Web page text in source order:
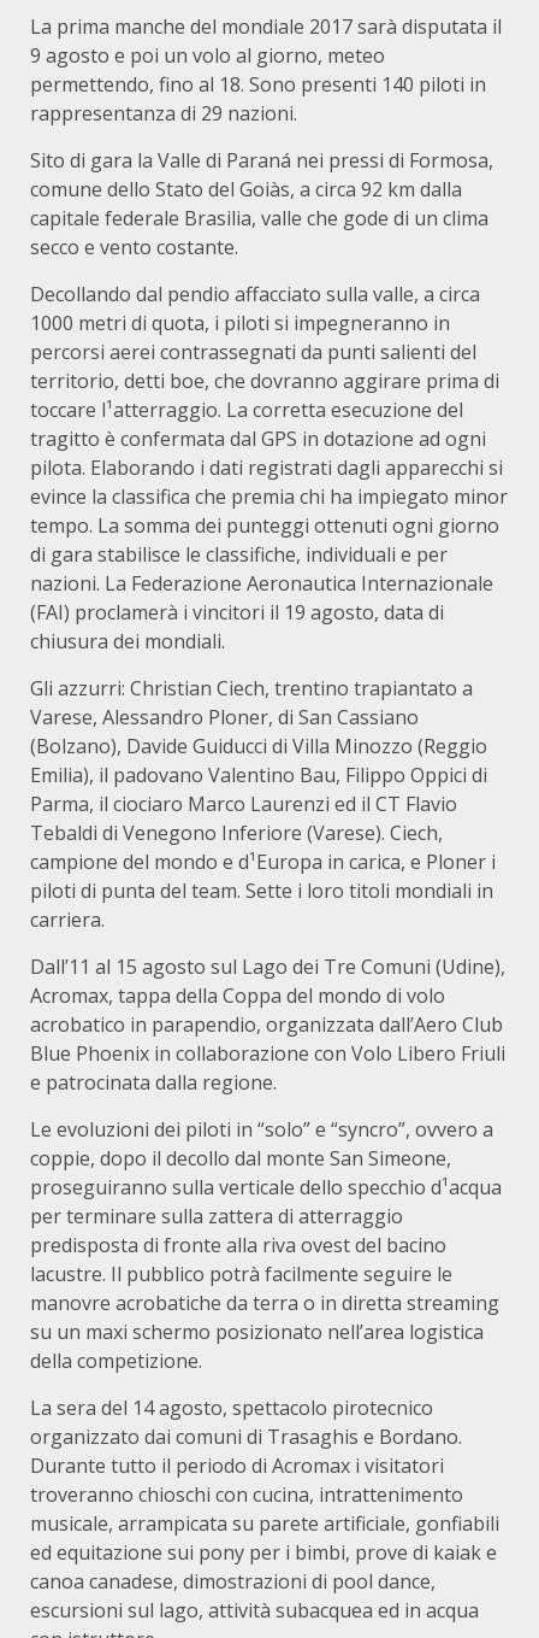
La prima manche del mondiale 2017 sarà disputata il
9 agosto e poi un volo al giorno, meteo
permettendo, fino al 18. Sono presenti 140 piloti in
rappresentanza di 29 nazioni.
Sito di gara la Valle di Paraná nei pressi di Formosa,
comune dello Stato del Goiàs, a circa 92 km dalla
capitale federale Brasilia, valle che gode di un clima
secco e vento costante.
Decollando dal pendio affacciato sulla valle, a circa
1000 metri di quota, i piloti si impegneranno in
percorsi aerei contrassegnati da punti salienti del
territorio, detti boe, che dovranno aggirare prima di
toccare l¹atterraggio. La corretta esecuzione del
tragitto è confermata dal GPS in dotazione ad ogni
pilota. Elaborando i dati registrati dagli apparecchi si
evince la classifica che premia chi ha impiegato minor
tempo. La somma dei punteggi ottenuti ogni giorno
di gara stabilisce le classifiche, individuali e per
nazioni. La Federazione Aeronautica Internazionale
(FAI) proclamerà i vincitori il 19 agosto, data di
chiusura dei mondiali.
Gli azzurri: Christian Ciech, trentino trapiantato a
Varese, Alessandro Ploner, di San Cassiano
(Bolzano), Davide Guiducci di Villa Minozzo (Reggio
Emilia), il padovano Valentino Bau, Filippo Oppici di
Parma, il ciociaro Marco Laurenzi ed il CT Flavio
Tebaldi di Venegono Inferiore (Varese). Ciech,
campione del mondo e d¹Europa in carica, e Ploner i
piloti di punta del team. Sette i loro titoli mondiali in
carriera.
Dall’11 al 15 agosto sul Lago dei Tre Comuni (Udine),
Acromax, tappa della Coppa del mondo di volo
acrobatico in parapendio, organizzata dall’Aero Club
Blue Phoenix in collaborazione con Volo Libero Friuli
e patrocinata dalla regione.
Le evoluzioni dei piloti in “solo” e “syncro”, ovvero a
coppie, dopo il decollo dal monte San Simeone,
proseguiranno sulla verticale dello specchio d¹acqua
per terminare sulla zattera di atterraggio
predisposta di fronte alla riva ovest del bacino
lacustre. Il pubblico potrà facilmente seguire le
manovre acrobatiche da terra o in diretta streaming
su un maxi schermo posizionato nell’area logistica
della competizione.
La sera del 14 agosto, spettacolo pirotecnico
organizzato dai comuni di Trasaghis e Bordano.
Durante tutto il periodo di Acromax i visitatori
troveranno chioschi con cucina, intrattenimento
musicale, arrampicata su parete artificiale, gonfiabili
ed equitazione sui pony per i bimbi, prove di kaiak e
canoa canadese, dimostrazioni di pool dance,
escursioni sul lago, attività subacquea ed in acqua